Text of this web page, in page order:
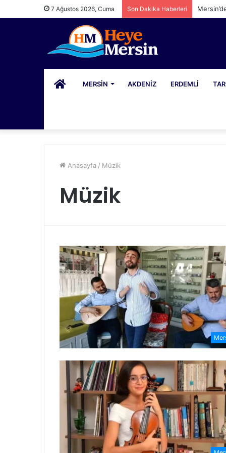
7 Ağustos 2026, Cuma Son Dakika Haberleri
PORTALMERSIN AKDENIZ ERDEMLI
Anasayfa / Müzik
Müzik